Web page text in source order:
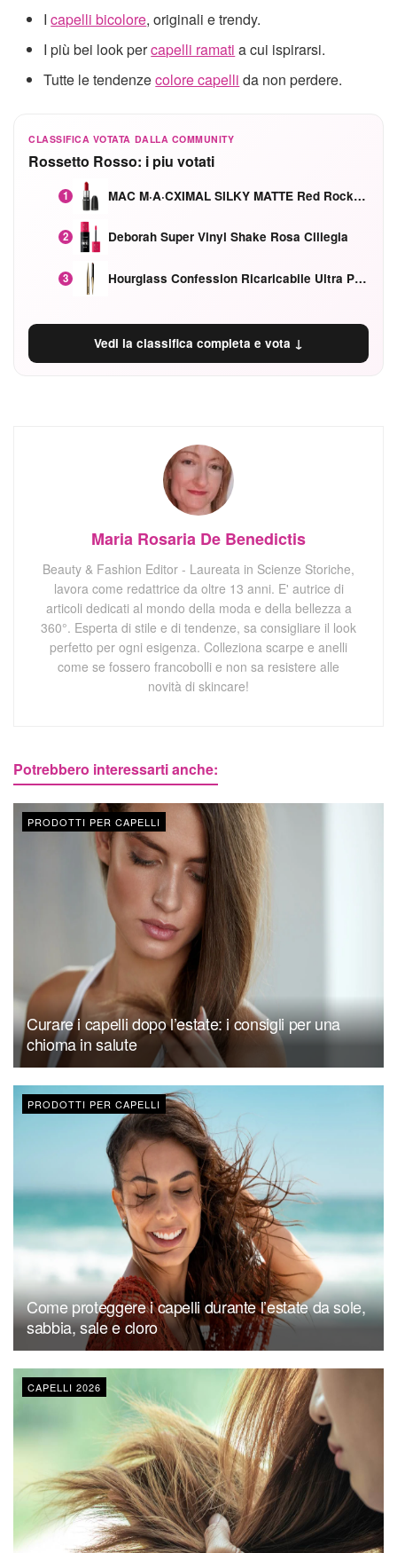
Icapelli bicolore, originali e trendy.
I più bei look percapelli ramati a cui ispirarsi.
Tutte le tendenzecolore capelli da non perdere.
CLASSIFICA VOTATA DALLA COMMUNITY
Rossetto Rosso: i piu votati
1 MAC M·A·CXIMAL SILKY MATTE Red Rock mat
2 Deborah Super Vinyl Shake Rosa Ciliegia
3 Hourglass Confession Ricaricabile Ultra Preciso Ad Alta Intensità Secretly Classic Red
Vedi la classifica completa e vota ↓
Maria Rosaria De Benedictis
Beauty & Fashion Editor - Laureata in Scienze Storiche,
lavora come redattrice da oltre 13 anni. E' autrice di
articoli dedicati al mondo della moda e della bellezza a
360°. Esperta di stile e di tendenze, sa consigliare il look
perfetto per ogni esigenza. Colleziona scarpe e anelli
come se fossero francobolli e non sa resistere alle
novità di skincare!
Potrebbero interessarti anche:
PRODOTTI PER CAPELLI
Curare i capelli dopo l’estate: i consigli per una
chioma in salute
PRODOTTI PER CAPELLI
Come proteggere i capelli durante l’estate da sole,
sabbia, sale e cloro
CAPELLI 2026